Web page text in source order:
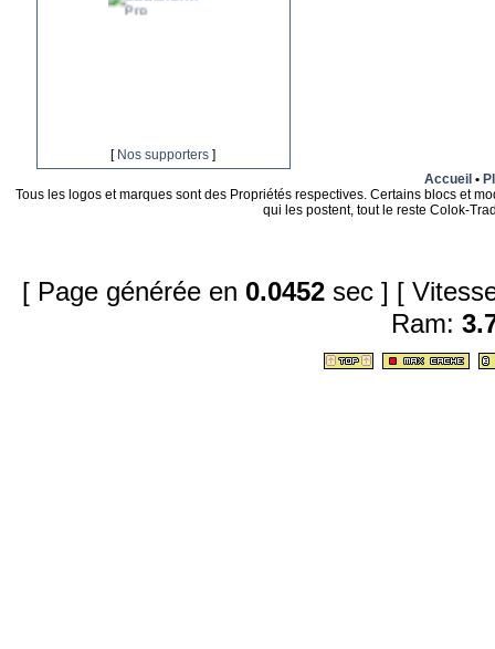
[ Nos supporters ]
Accueil •
Tous les logos et marques sont des Propriétés respectives. Certains blocs et
qui les postent, tout le reste Colok-
[ Page générée en 0.0452 sec ] [
Ram: